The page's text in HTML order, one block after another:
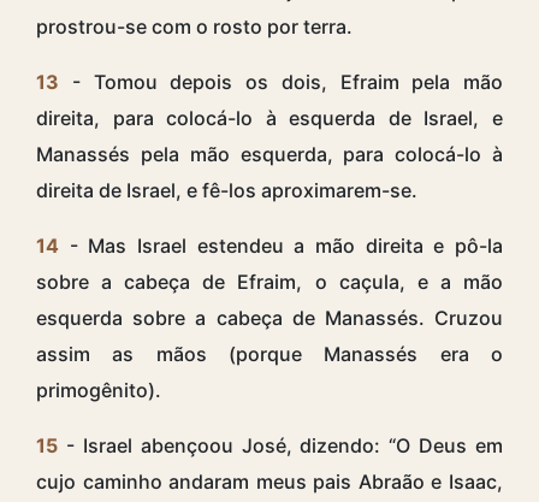
prostrou-se com o rosto por terra.
13 - Tomou depois os dois, Efraim pela mão
direita, para colocá-lo à esquerda de Israel, e
Manassés pela mão esquerda, para colocá-lo à
direita de Israel, e fê-los aproximarem-se.
14 - Mas Israel estendeu a mão direita e pô-la
sobre a cabeça de Efraim, o caçula, e a mão
esquerda sobre a cabeça de Manassés. Cruzou
assim as mãos (porque Manassés era o
primogênito).
15 - Israel abençoou José, dizendo: “O Deus em
cujo caminho andaram meus pais Abraão e Isaac,